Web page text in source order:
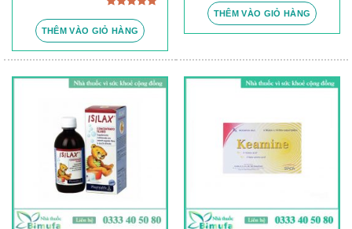
hạng5.00
5 sao
THÊM VÀO GIỎ HÀNG
THÊM VÀO GIỎ HÀNG